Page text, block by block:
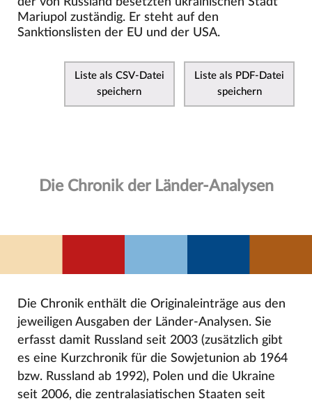
Mariupol zuständig. Er steht auf den
Sanktionslisten der EU und der USA.
Liste als CSV-Datei
speichern
Liste als PDF-Datei
speichern
Die Chronik der Länder-Analysen
Die Chronik enthält die Originaleinträge aus den
jeweiligen Ausgaben der Länder-Analysen. Sie
erfasst damit Russland seit 2003 (zusätzlich gibt
es eine Kurzchronik für die Sowjetunion ab 1964
bzw. Russland ab 1992), Polen und die Ukraine
seit 2006, die zentralasiatischen Staaten seit